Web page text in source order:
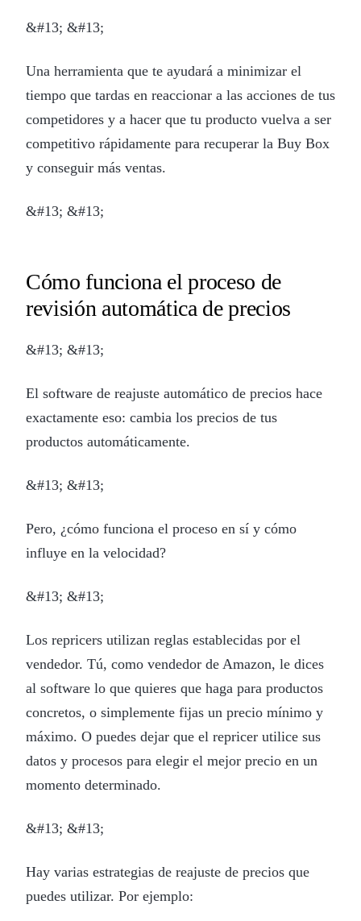
&#13; &#13;
Una herramienta que te ayudará a minimizar el
tiempo que tardas en reaccionar a las acciones de tus
competidores y a hacer que tu producto vuelva a ser
competitivo rápidamente para recuperar la Buy Box
y conseguir más ventas.
&#13; &#13;
Cómo funciona el proceso de
revisión automática de precios
&#13; &#13;
El software de reajuste automático de precios hace
exactamente eso: cambia los precios de tus
productos automáticamente.
&#13; &#13;
Pero, ¿cómo funciona el proceso en sí y cómo
influye en la velocidad?
&#13; &#13;
Los repricers utilizan reglas establecidas por el
vendedor. Tú, como vendedor de Amazon, le dices
al software lo que quieres que haga para productos
concretos, o simplemente fijas un precio mínimo y
máximo. O puedes dejar que el repricer utilice sus
datos y procesos para elegir el mejor precio en un
momento determinado.
&#13; &#13;
Hay varias estrategias de reajuste de precios que
puedes utilizar. Por ejemplo: